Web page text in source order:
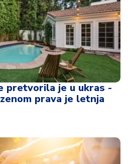
pretvorila je u ukras -
prava je letnja